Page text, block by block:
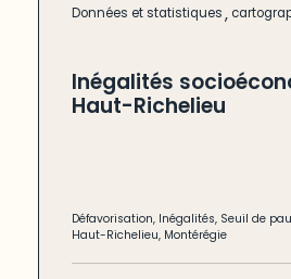
Données et statistiques,
Inégalités
Haut-Richelieu
Défavorisation, Inégalités, Seuil de
Haut-Richelieu, Montérégie